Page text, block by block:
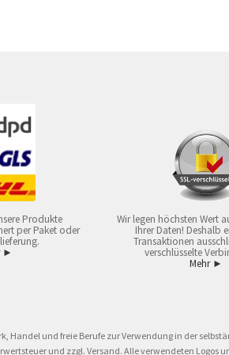
Produkte
per Paket oder
►
Wir legen höchsten Wert
Ihrer Daten! Deshalb
Transaktionen
verschlüsselte
Mehr ►
Handel und freie Berufe zur Verwendung in der
und zzgl. Versand. Alle verwendeten Logos